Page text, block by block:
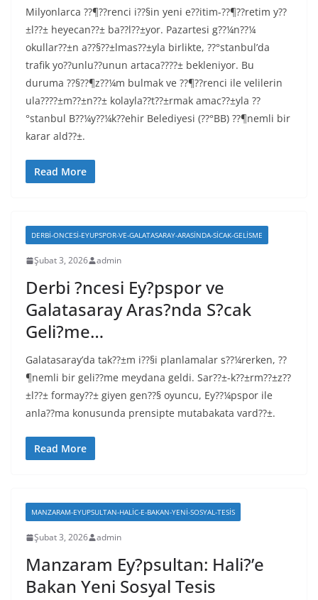
Milyonlarca ??¶??renci i??§in yeni e??itim-??¶??retim y??
±l??± heyecan??± ba??l??±yor. Pazartesi g??¼n??¼
okullar??±n a??§??±lmas??±yla birlikte, ??°stanbul’da
trafik yo??unlu??unun artaca????± bekleniyor. Bu
duruma ??§??¶z??¼m bulmak ve ??¶??renci ile velilerin
ula????±m??±n??± kolayla??t??±rmak amac??±yla ??
°stanbul B??¼y??¼k??ehir Belediyesi (??°BB) ??¶nemli bir
karar ald??±.
Read More
DERBI-ONCESI-EYUPSPOR-VE-GALATASARAY-ARASINDA-SICAK-GELISME
Şubat 3, 2026 admin
Derbi ?ncesi Ey?pspor ve
Galatasaray Aras?nda S?cak
Geli?me…
Galatasaray’da tak??±m i??§i planlamalar s??¼rerken, ??
¶nemli bir geli??me meydana geldi. Sar??±-k??±rm??±z??
±l??± formay??± giyen gen??§ oyuncu, Ey??¼pspor ile
anla??ma konusunda prensipte mutabakata vard??±.
Read More
MANZARAM-EYUPSULTAN-HALIC-E-BAKAN-YENI-SOSYAL-TESIS
Şubat 3, 2026 admin
Manzaram Ey?psultan: Hali?’e
Bakan Yeni Sosyal Tesis